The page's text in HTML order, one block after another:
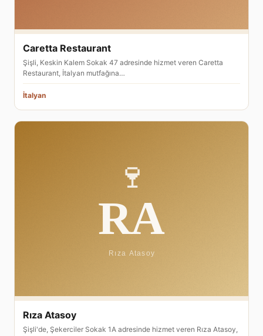
Caretta Restaurant
Şişli, Keskin Kalem Sokak 47 adresinde hizmet veren Caretta
Restaurant, İtalyan mutfağına…
İtalyan
Rıza Atasoy
Şişli'de, Şekerciler Sokak 1A adresinde hizmet veren Rıza Atasoy,